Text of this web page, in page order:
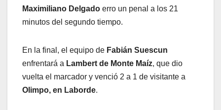
Maximiliano Delgado erro un penal a los 21
minutos del segundo tiempo.
En la final, el equipo de Fabián Suescun
enfrentará a Lambert de Monte Maíz, que dio
vuelta el marcador y venció 2 a 1 de visitante a
Olimpo, en Laborde.